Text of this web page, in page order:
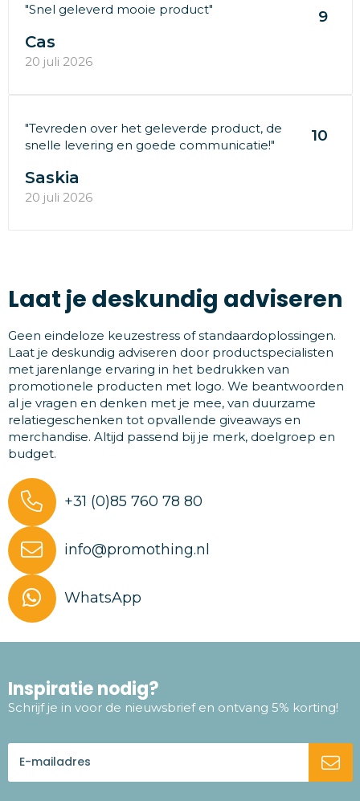
"Snel geleverd mooie product" 9
Cas
20 juli 2026
"Tevreden over het geleverde product, de
snelle levering en goede communicatie!"
10
Saskia
20 juli 2026
Laat je deskundig adviseren
Geen eindeloze keuzestress of standaardoplossingen.
Laat je deskundig adviseren door productspecialisten
met jarenlange ervaring in het bedrukken van
promotionele producten met logo. We beantwoorden
al je vragen en denken met je mee, van duurzame
relatiegeschenken tot opvallende giveaways en
merchandise. Altijd passend bij je merk, doelgroep en
budget.
+31 (0)85 760 78 80
info@promothing.nl
WhatsApp
Inspiratie nodig?
Schrijf je in voor de nieuwsbrief en ontvang 5% korting!